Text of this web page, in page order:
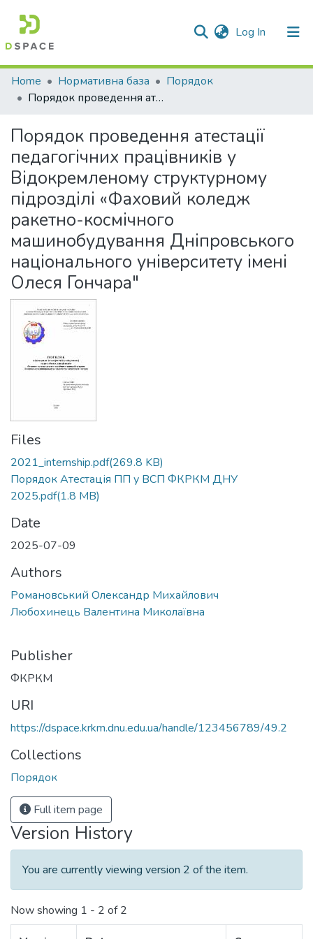
Log In (current)
Communities & Collections
All of DSpace
Statistics
Home Нормативна база
Порядок
Порядок проведення атестації педагогічних працівників у Відокремленому структурному підрозділі «Фаховий коледж ракетно-космічного машинобудування Дніпровського національного університету імені Олеся Гончара"
Порядок проведення атестації
педагогічних працівників у
Відокремленому структурному
підрозділі «Фаховий коледж
ракетно-космічного
машинобудування Дніпровського
національного університету імені
Олеся Гончара"
Files
2021_internship.pdf(269.8 KB)
Порядок Атестація ПП у ВСП ФКРКМ ДНУ
2025.pdf(1.8 MB)
Date
2025-07-09
Authors
Романовський Олександр Михайлович
Любохинець Валентина Миколаївна
Publisher
ФКРКМ
URI
https://dspace.krkm.dnu.edu.ua/handle/123456789/49.2
Collections
Порядок
Full item page
Version History
You are currently viewing version 2 of the item.
Now showing 1 - 2 of 2